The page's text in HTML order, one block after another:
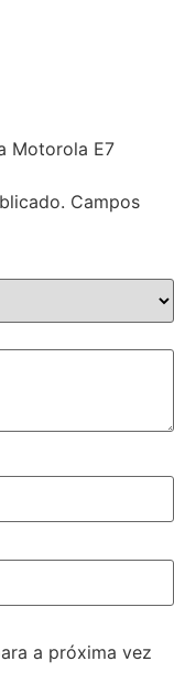
Motorola E7
Campos
a próxima vez